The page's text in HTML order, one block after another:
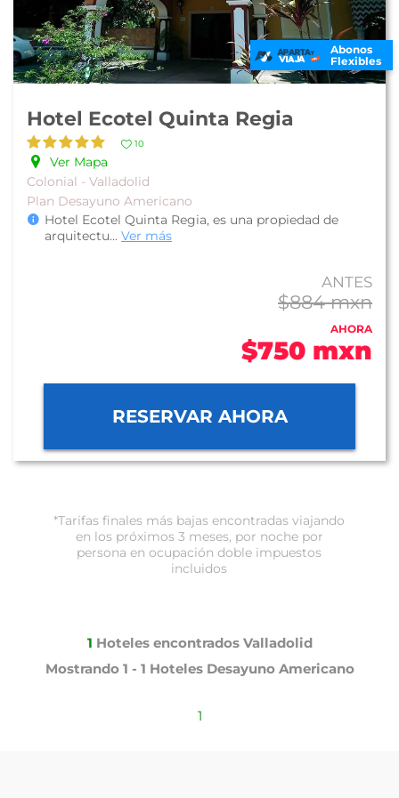
Abonos
Flexibles
Hotel Ecotel Quinta Regia
10
Ver Mapa
Colonial - Valladolid
Plan Desayuno Americano
Hotel Ecotel Quinta Regia, es una propiedad de
arquitectu... Ver más
ANTES
$884 mxn
AHORA
$750 mxn
RESERVAR AHORA
*Tarifas finales más bajas encontradas viajando
en los próximos 3 meses, por noche por
persona en ocupación doble impuestos
incluidos
1 Hoteles encontrados Valladolid
Mostrando 1 - 1 Hoteles Desayuno Americano
1